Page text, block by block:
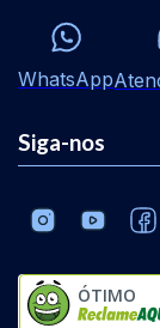
WhatsApp
Siga-nos
ÓTIMO